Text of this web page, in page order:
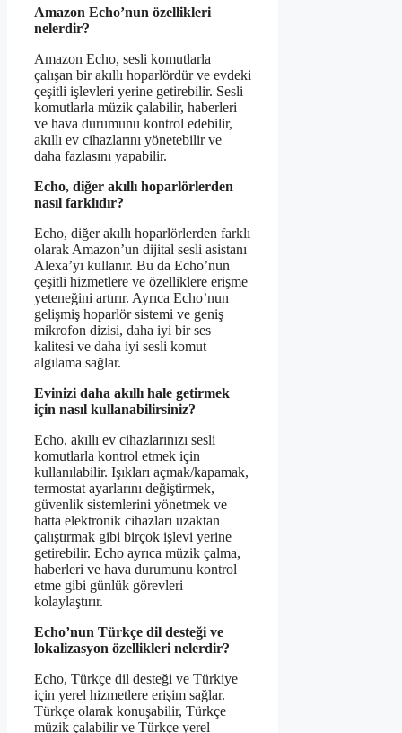
Amazon Echo’nun özellikleri
nelerdir?
Amazon Echo, sesli komutlarla
çalışan bir akıllı hoparlördür ve evdeki
çeşitli işlevleri yerine getirebilir. Sesli
komutlarla müzik çalabilir, haberleri
ve hava durumunu kontrol edebilir,
akıllı ev cihazlarını yönetebilir ve
daha fazlasını yapabilir.
Echo, diğer akıllı hoparlörlerden
nasıl farklıdır?
Echo, diğer akıllı hoparlörlerden farklı
olarak Amazon’un dijital sesli asistanı
Alexa’yı kullanır. Bu da Echo’nun
çeşitli hizmetlere ve özelliklere erişme
yeteneğini artırır. Ayrıca Echo’nun
gelişmiş hoparlör sistemi ve geniş
mikrofon dizisi, daha iyi bir ses
kalitesi ve daha iyi sesli komut
algılama sağlar.
Evinizi daha akıllı hale getirmek
için nasıl kullanabilirsiniz?
Echo, akıllı ev cihazlarınızı sesli
komutlarla kontrol etmek için
kullanılabilir. Işıkları açmak/kapamak,
termostat ayarlarını değiştirmek,
güvenlik sistemlerini yönetmek ve
hatta elektronik cihazları uzaktan
çalıştırmak gibi birçok işlevi yerine
getirebilir. Echo ayrıca müzik çalma,
haberleri ve hava durumunu kontrol
etme gibi günlük görevleri
kolaylaştırır.
Echo’nun Türkçe dil desteği ve
lokalizasyon özellikleri nelerdir?
Echo, Türkçe dil desteği ve Türkiye
için yerel hizmetlere erişim sağlar.
Türkçe olarak konuşabilir, Türkçe
müzik çalabilir ve Türkçe yerel